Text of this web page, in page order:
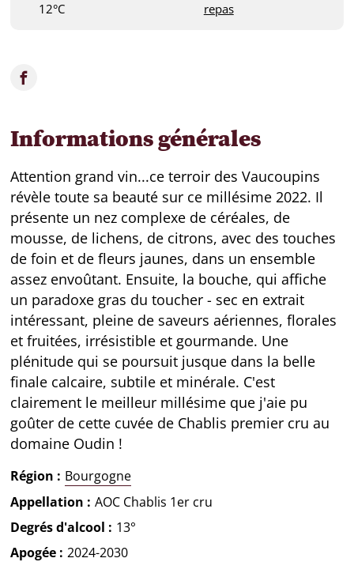
12°C
repas
Informations générales
Attention grand vin...ce terroir des Vaucoupins
révèle toute sa beauté sur ce millésime 2022. Il
présente un nez complexe de céréales, de
mousse, de lichens, de citrons, avec des touches
de foin et de fleurs jaunes, dans un ensemble
assez envoûtant. Ensuite, la bouche, qui affiche
un paradoxe gras du toucher - sec en extrait
intéressant, pleine de saveurs aériennes, florales
et fruitées, irrésistible et gourmande. Une
plénitude qui se poursuit jusque dans la belle
finale calcaire, subtile et minérale. C'est
clairement le meilleur millésime que j'aie pu
goûter de cette cuvée de Chablis premier cru au
domaine Oudin !
Région
Bourgogne
Appellation
AOC Chablis 1er cru
Degrés d'alcool
13°
Apogée
2024-2030